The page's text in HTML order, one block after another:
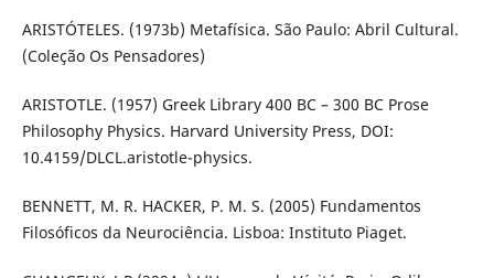
ARISTÓTELES. (1973b) Metafísica. São Paulo: Abril Cultural.
(Coleção Os Pensadores)
ARISTOTLE. (1957) Greek Library 400 BC – 300 BC Prose
Philosophy Physics. Harvard University Press, DOI:
10.4159/DLCL.aristotle-physics.
BENNETT, M. R. HACKER, P. M. S. (2005) Fundamentos
Filosóficos da Neurociência. Lisboa: Instituto Piaget.